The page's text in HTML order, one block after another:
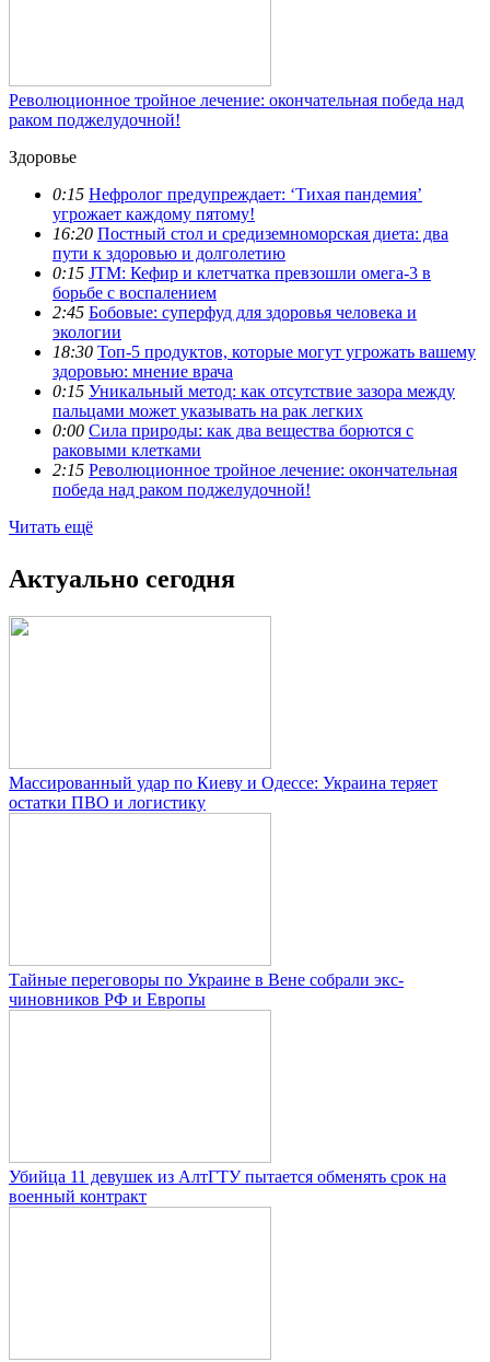
Революционное тройное лечение: окончательная победа над
раком поджелудочной!
Здоровье
0:15 Нефролог предупреждает: ‘Тихая пандемия’
угрожает каждому пятому!
16:20 Постный стол и средиземноморская диета: два
пути к здоровью и долголетию
0:15 JTM: Кефир и клетчатка превзошли омега-3 в
борьбе с воспалением
2:45 Бобовые: суперфуд для здоровья человека и
экологии
18:30 Топ-5 продуктов, которые могут угрожать вашему
здоровью: мнение врача
0:15 Уникальный метод: как отсутствие зазора между
пальцами может указывать на рак легких
0:00 Сила природы: как два вещества борются с
раковыми клетками
2:15 Революционное тройное лечение: окончательная
победа над раком поджелудочной!
Читать ещё
Актуально сегодня
Массированный удар по Киеву и Одессе: Украина теряет
остатки ПВО и логистику
Тайные переговоры по Украине в Вене собрали экс-
чиновников РФ и Европы
Убийца 11 девушек из АлтГТУ пытается обменять срок на
военный контракт